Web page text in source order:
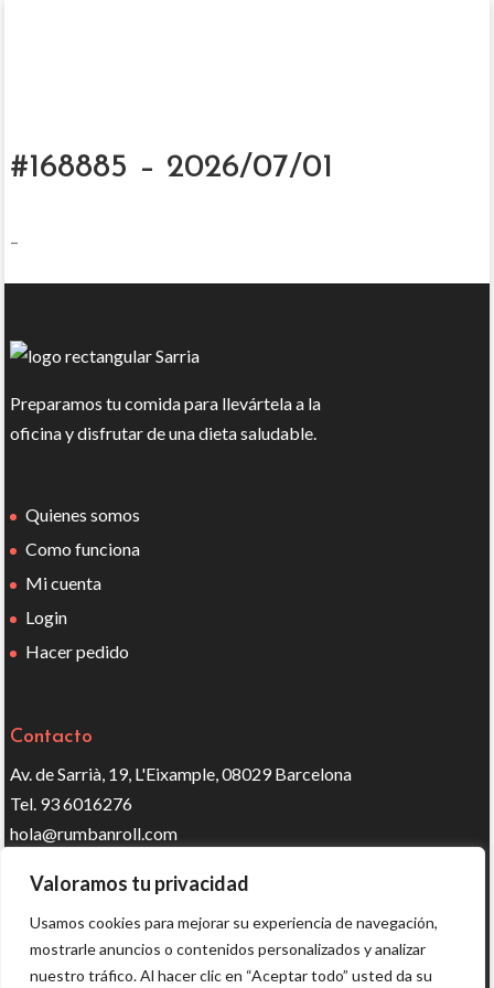
Valoramos tu privacidad
Usamos cookies para mejorar su experiencia de navegación,
mostrarle anuncios o contenidos personalizados y analizar
nuestro tráfico. Al hacer clic en “Aceptar todo” usted da su
#168885 – 2026/07/01
–
Preparamos tu comida para llevártela a la
oficina y disfrutar de una dieta saludable.
Quienes somos
Como funciona
Mi cuenta
Login
Hacer pedido
Contacto
Av. de Sarrià, 19, L'Eixample, 08029 Barcelona
Tel. 93 6016276
hola@rumbanroll.com
Síguenos en redes